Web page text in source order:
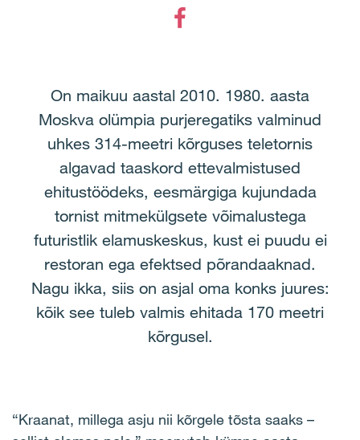
On maikuu aastal 2010. 1980. aasta
Moskva olümpia purjeregatiks valminud
uhkes 314-meetri kõrguses teletornis
algavad taaskord ettevalmistused
ehitustöödeks, eesmärgiga kujundada
tornist mitmekülgsete võimalustega
futuristlik elamuskeskus, kust ei puudu ei
restoran ega efektsed põrandaaknad.
Nagu ikka, siis on asjal oma konks juures:
kõik see tuleb valmis ehitada 170 meetri
kõrgusel.
“Kraanat, millega asju nii kõrgele tõsta saaks –